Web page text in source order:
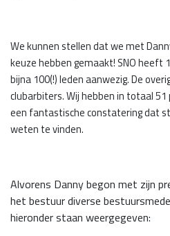
We kunnen stellen dat we met
keuze hebben gemaakt! SNO heeft
bijna 100(!) leden aanwezig. De
clubarbiters. Wij hebben in totaal
een fantastische constatering dat
weten te vinden.
Alvorens Danny begon met zijn
het bestuur diverse
hieronder staan weergegeven: